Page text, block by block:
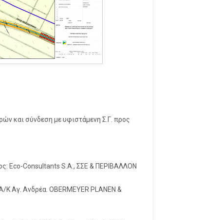
και σύνδεση με υφιστάμενη Σ.Γ. προς
Eco-Consultants S.A., ΣΣΕ & ΠΕΡΙΒΑΛΛΟΝ
Αγ. Ανδρέα. OBERMEYER PLANEN &